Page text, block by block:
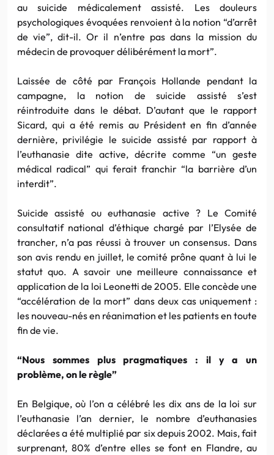
au suicide médicalement assisté. Les douleurs
psychologiques évoquées renvoient à la notion “d’arrêt
de vie”, dit-il. Or il n’entre pas dans la mission du
médecin de provoquer délibérément la mort”.
Laissée de côté par François Hollande pendant la
campagne, la notion de suicide assisté s’est
réintroduite dans le débat. D’autant que le rapport
Sicard, qui a été remis au Président en fin d’année
dernière, privilégie le suicide assisté par rapport à
l’euthanasie dite active, décrite comme “un geste
médical radical” qui ferait franchir “la barrière d’un
interdit”.
Suicide assisté ou euthanasie active ? Le Comité
consultatif national d’éthique chargé par l’Elysée de
trancher, n’a pas réussi à trouver un consensus. Dans
son avis rendu en juillet, le comité prône quant à lui le
statut quo. A savoir une meilleure connaissance et
application de la loi Leonetti de 2005. Elle concède une
“accélération de la mort” dans deux cas uniquement :
les nouveau-nés en réanimation et les patients en toute
fin de vie.
“Nous sommes plus pragmatiques : il y a un
problème, on le règle”
En Belgique, où l’on a célébré les dix ans de la loi sur
l’euthanasie l’an dernier, le nombre d’euthanasies
déclarées a été multiplié par six depuis 2002. Mais, fait
surprenant, 80% d’entre elles se font en Flandre, au